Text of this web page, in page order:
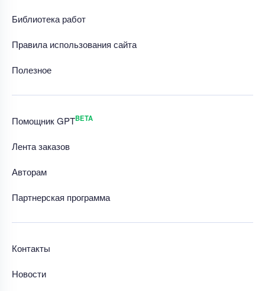
Библиотека работ
Правила использования сайта
Полезное
Помощник GPTBETA
Лента заказов
Авторам
Партнерская программа
Контакты
Новости